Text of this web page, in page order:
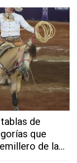
de
que
de la...